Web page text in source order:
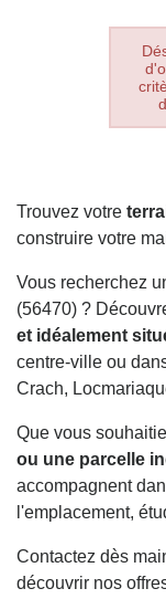
Trouvez votre
construire votre
Vous recherchez
(56470) ?
et idéalement
centre-ville ou
Crach,
Que vous
ou une parcelle
accompagnent
l'emplacement,
Contactez dès
découvrir nos